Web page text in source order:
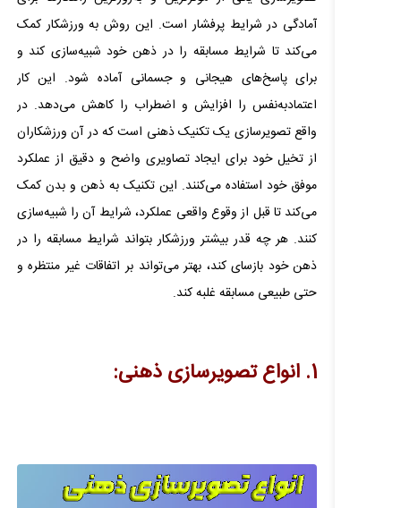
آمادگی در شرایط پرفشار است. این روش به ورزشکار کمک
می‌کند تا شرایط مسابقه را در ذهن خود شبیه‌سازی کند و
برای پاسخ‌های هیجانی و جسمانی آماده شود. این کار
اعتمادبه‌نفس را افزایش و اضطراب را کاهش می‌دهد. در
واقع تصویرسازی یک تکنیک ذهنی است که در آن ورزشکاران
از تخیل خود برای ایجاد تصاویری واضح و دقیق از عملکرد
موفق خود استفاده می‌کنند. این تکنیک به ذهن و بدن کمک
می‌کند تا قبل از وقوع واقعی عملکرد، شرایط آن را شبیه‌سازی
کنند. هر چه قدر بیشتر ورزشکار بتواند شرایط مسابقه را در
ذهن خود بازسای کند، بهتر می‌تواند بر اتفاقات غیر منتظره و
حتی طبیعی مسابقه غلبه کند.
1. انواع تصویرسازی ذهنی: